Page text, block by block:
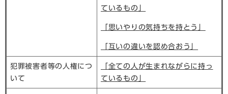
ているもの」
「思いやりの気持ちを持とう」
「互いの違いを認め合おう」
犯罪被害者等の人権につ
いて
「全ての人が生まれながらに持っ
ているもの」